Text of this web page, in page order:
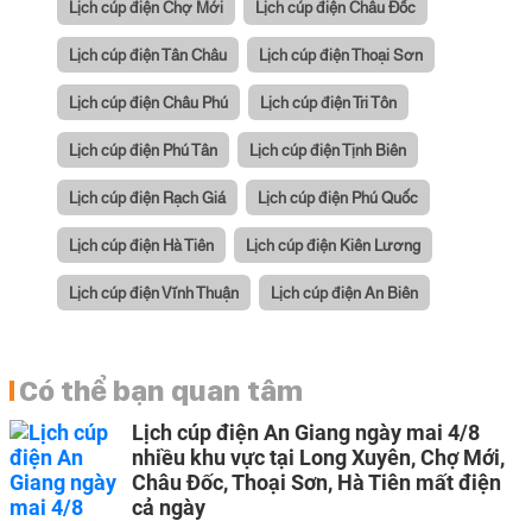
Lịch cúp điện Chợ Mới Lịch cúp điện Châu Đốc
Lịch cúp điện Tân Châu Lịch cúp điện Thoại Sơn
Lịch cúp điện Châu Phú Lịch cúp điện Tri Tôn
Lịch cúp điện Phú Tân Lịch cúp điện Tịnh Biên
Lịch cúp điện Rạch Giá Lịch cúp điện Phú Quốc
Lịch cúp điện Hà Tiên Lịch cúp điện Kiên Lương
Lịch cúp điện Vĩnh Thuận Lịch cúp điện An Biên
Có thể bạn quan tâm
Lịch cúp điện An Giang ngày mai 4/8
nhiều khu vực tại Long Xuyên, Chợ Mới,
Châu Đốc, Thoại Sơn, Hà Tiên mất điện
cả ngày